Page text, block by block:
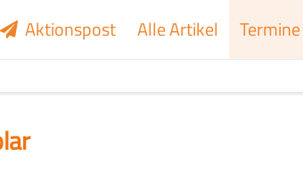
Aktionspost Alle Artikel Termine